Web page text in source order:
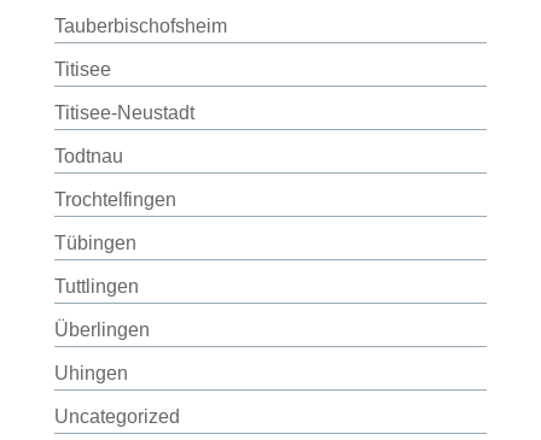
Tauberbischofsheim
Titisee
Titisee-Neustadt
Todtnau
Trochtelfingen
Tübingen
Tuttlingen
Überlingen
Uhingen
Uncategorized